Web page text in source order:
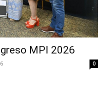
MPI 2026
0